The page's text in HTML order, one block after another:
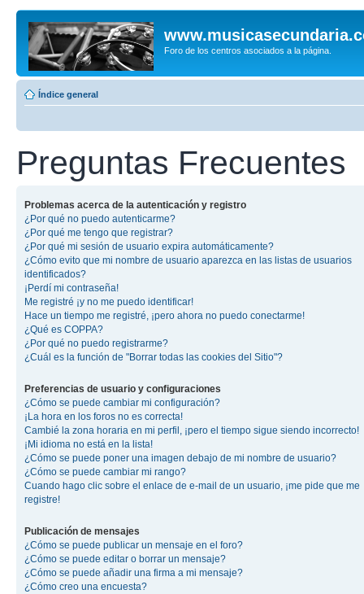
Foro de los centros asociados a la página.
Índice general
Preguntas Frecuentes
Problemas acerca de la autenticación y registro
¿Por qué no puedo autenticarme?
¿Por qué me tengo que registrar?
¿Por qué mi sesión de usuario expira automáticamente?
¿Cómo evito que mi nombre de usuario aparezca en las listas de usuarios
identificados?
¡Perdí mi contraseña!
Me registré ¡y no me puedo identificar!
Hace un tiempo me registré, ¡pero ahora no puedo conectarme!
¿Qué es COPPA?
¿Por qué no puedo registrarme?
¿Cuál es la función de "Borrar todas las cookies del Sitio"?
Preferencias de usuario y configuraciones
¿Cómo se puede cambiar mi configuración?
¡La hora en los foros no es correcta!
Cambié la zona horaria en mi perfil, ¡pero el tiempo sigue siendo incorrecto!
¡Mi idioma no está en la lista!
¿Cómo se puede poner una imagen debajo de mi nombre de usuario?
¿Cómo se puede cambiar mi rango?
Cuando hago clic sobre el enlace de e-mail de un usuario, ¡me pide que me
registre!
Publicación de mensajes
¿Cómo se puede publicar un mensaje en el foro?
¿Cómo se puede editar o borrar un mensaje?
¿Cómo se puede añadir una firma a mi mensaje?
¿Cómo creo una encuesta?